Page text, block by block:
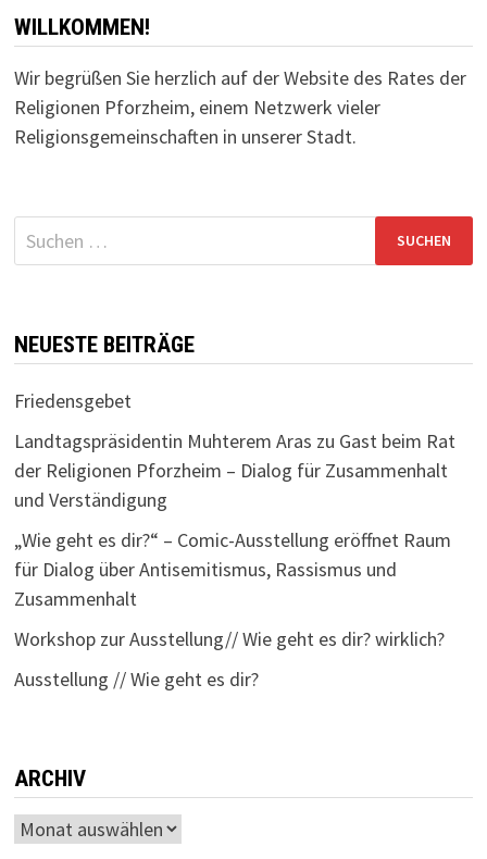
WILLKOMMEN!
Wir begrüßen Sie herzlich auf der Website des Rates der
Religionen Pforzheim, einem Netzwerk vieler
Religionsgemeinschaften in unserer Stadt.
Suchen
nach:
NEUESTE BEITRÄGE
Friedensgebet
Landtagspräsidentin Muhterem Aras zu Gast beim Rat
der Religionen Pforzheim – Dialog für Zusammenhalt
und Verständigung
„Wie geht es dir?“ – Comic-Ausstellung eröffnet Raum
für Dialog über Antisemitismus, Rassismus und
Zusammenhalt
Workshop zur Ausstellung// Wie geht es dir? wirklich?
Ausstellung // Wie geht es dir?
ARCHIV
Archiv